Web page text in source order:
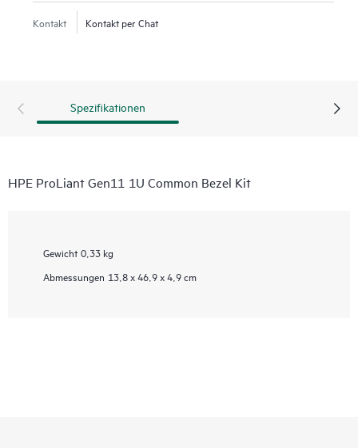
Kontakt Kontakt per Chat
Spezifikationen
HPE ProLiant Gen11 1U Common Bezel Kit
Gewicht 0,33 kg
Abmessungen 13,8 x 46,9 x 4,9 cm